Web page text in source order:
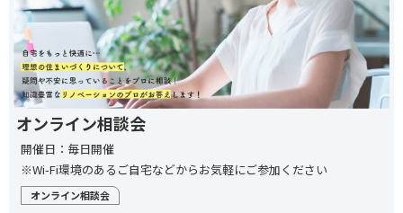
オンライン相談会
開催日：毎日開催
※Wi-Fi環境のあるご自宅などからお気軽にご参加ください
オンライン相談会